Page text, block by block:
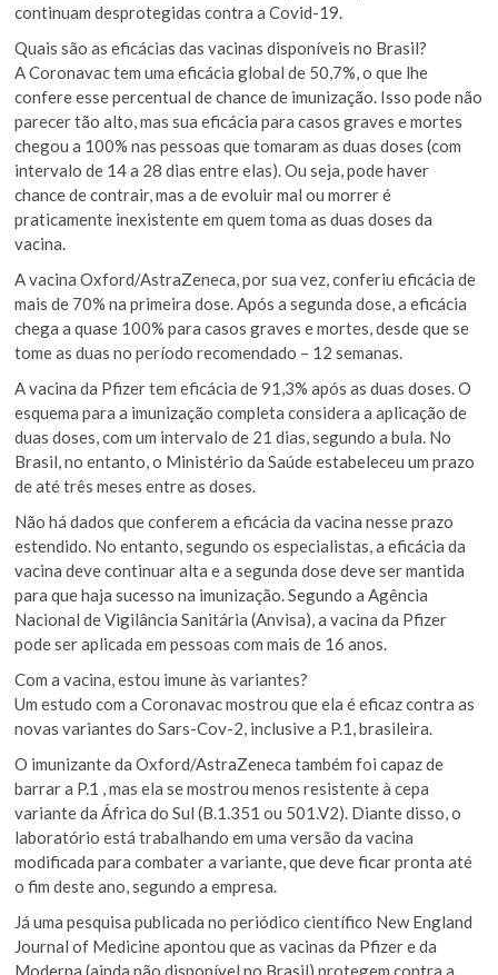
continuam desprotegidas contra a Covid-19.
Quais são as eficácias das vacinas disponíveis no Brasil?
A Coronavac tem uma eficácia global de 50,7%, o que lhe
confere esse percentual de chance de imunização. Isso pode não
parecer tão alto, mas sua eficácia para casos graves e mortes
chegou a 100% nas pessoas que tomaram as duas doses (com
intervalo de 14 a 28 dias entre elas). Ou seja, pode haver
chance de contrair, mas a de evoluir mal ou morrer é
praticamente inexistente em quem toma as duas doses da
vacina.
A vacina Oxford/AstraZeneca, por sua vez, conferiu eficácia de
mais de 70% na primeira dose. Após a segunda dose, a eficácia
chega a quase 100% para casos graves e mortes, desde que se
tome as duas no período recomendado – 12 semanas.
A vacina da Pfizer tem eficácia de 91,3% após as duas doses. O
esquema para a imunização completa considera a aplicação de
duas doses, com um intervalo de 21 dias, segundo a bula. No
Brasil, no entanto, o Ministério da Saúde estabeleceu um prazo
de até três meses entre as doses.
Não há dados que conferem a eficácia da vacina nesse prazo
estendido. No entanto, segundo os especialistas, a eficácia da
vacina deve continuar alta e a segunda dose deve ser mantida
para que haja sucesso na imunização. Segundo a Agência
Nacional de Vigilância Sanitária (Anvisa), a vacina da Pfizer
pode ser aplicada em pessoas com mais de 16 anos.
Com a vacina, estou imune às variantes?
Um estudo com a Coronavac mostrou que ela é eficaz contra as
novas variantes do Sars-Cov-2, inclusive a P.1, brasileira.
O imunizante da Oxford/AstraZeneca também foi capaz de
barrar a P.1 , mas ela se mostrou menos resistente à cepa
variante da África do Sul (B.1.351 ou 501.V2). Diante disso, o
laboratório está trabalhando em uma versão da vacina
modificada para combater a variante, que deve ficar pronta até
o fim deste ano, segundo a empresa.
Já uma pesquisa publicada no periódico científico New England
Journal of Medicine apontou que as vacinas da Pfizer e da
Moderna (ainda não disponível no Brasil) protegem contra a